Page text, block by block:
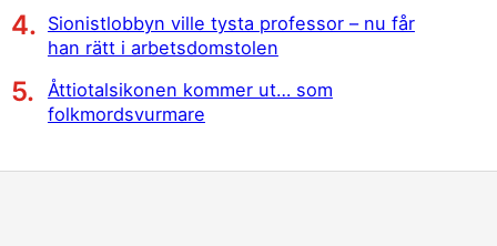
Sionistlobbyn ville tysta professor – nu får
han rätt i arbetsdomstolen
Åttiotalsikonen kommer ut… som
folkmordsvurmare